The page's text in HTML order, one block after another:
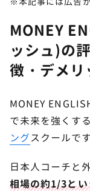
MONEY
ッシュ)の
徴・デメ
MONEY
で未来を強くす
ングスクールです
日本人コーチと
相場の約1/3と